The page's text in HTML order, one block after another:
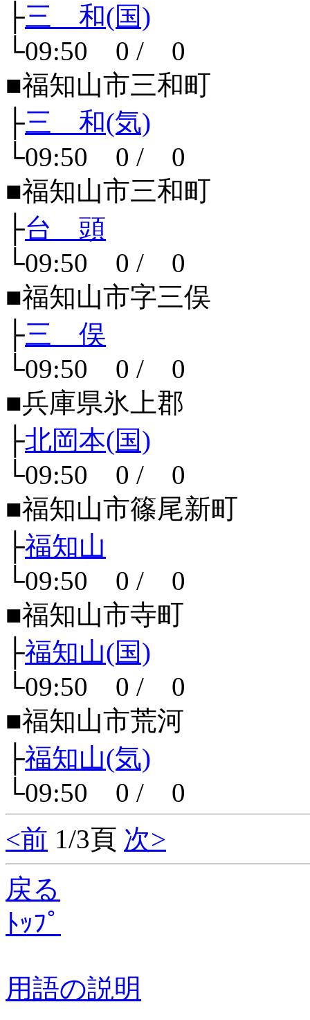
├三 和(国)
└09:50 0 / 0
■福知山市三和町
├三 和(気)
└09:50 0 / 0
■福知山市三和町
├台 頭
└09:50 0 / 0
■福知山市字三俣
├三 俣
└09:50 0 / 0
■兵庫県氷上郡
├北岡本(国)
└09:50 0 / 0
■福知山市篠尾新町
├福知山
└09:50 0 / 0
■福知山市寺町
├福知山(国)
└09:50 0 / 0
■福知山市荒河
├福知山(気)
└09:50 0 / 0
<前 1/3頁 次>
戻る
ﾄｯﾌﾟ
用語の説明